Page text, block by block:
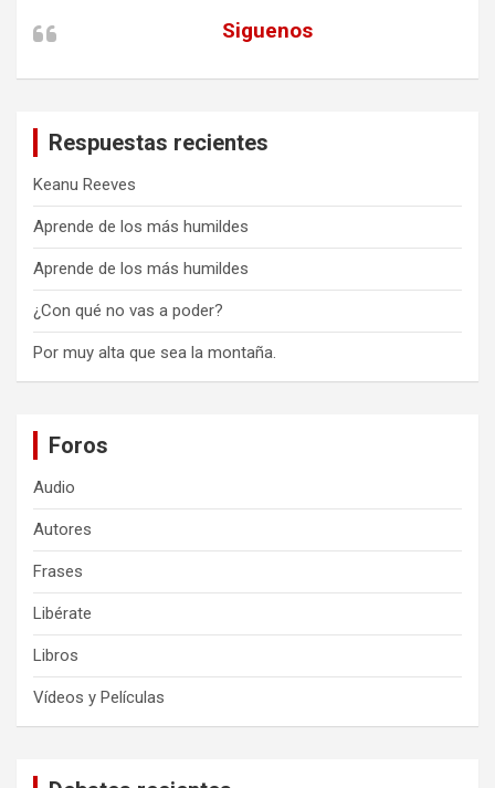
Siguenos
Respuestas recientes
Keanu Reeves
Aprende de los más humildes
Aprende de los más humildes
¿Con qué no vas a poder?
Por muy alta que sea la montaña.
Foros
Audio
Autores
Frases
Libérate
Libros
Vídeos y Películas